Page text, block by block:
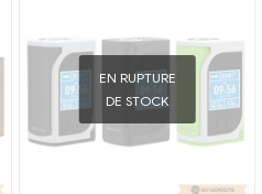
EN RUPTURE
DE STOCK